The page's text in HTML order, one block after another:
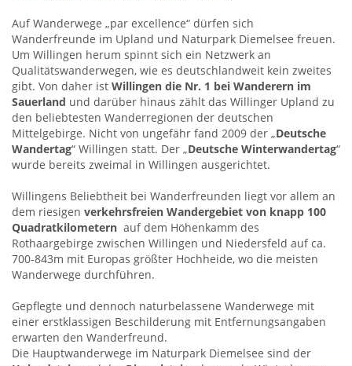
Auf Wanderwege „par excellence“ dürfen sich
Wanderfreunde im Upland und Naturpark Diemelsee freuen.
Um Willingen herum spinnt sich ein Netzwerk an
Qualitätswanderwegen, wie es deutschlandweit kein zweites
gibt. Von daher ist Willingen die Nr. 1 bei Wanderern im
Sauerland und darüber hinaus zählt das Willinger Upland zu
den beliebtesten Wanderregionen der deutschen
Mittelgebirge. Nicht von ungefähr fand 2009 der „Deutsche
Wandertag“ Willingen statt. Der „Deutsche Winterwandertag“
wurde bereits zweimal in Willingen ausgerichtet.
Willingens Beliebtheit bei Wanderfreunden liegt vor allem an
dem riesigen verkehrsfreien Wandergebiet von knapp 100
Quadratkilometern auf dem Höhenkamm des
Rothaargebirge zwischen Willingen und Niedersfeld auf ca.
700-843m mit Europas größter Hochheide, wo die meisten
Wanderwege durchführen.
Gepflegte und dennoch naturbelassene Wanderwege mit
einer erstklassigen Beschilderung mit Entfernungsangaben
erwarten den Wanderfreund.
Die Hauptwanderwege im Naturpark Diemelsee sind der